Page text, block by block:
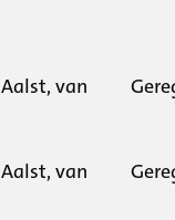
Aalst, van
Aalst, van